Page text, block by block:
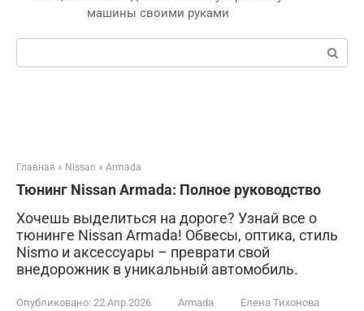
машины своими руками
Поиск:
Главная » Nissan » Armada
Тюнинг Nissan Armada: Полное руководство
Хочешь выделиться на дороге? Узнай все о
тюнинге Nissan Armada! Обвесы, оптика, стиль
Nismo и аксессуары – преврати свой
внедорожник в уникальный автомобиль.
Опубликовано: 22.Апр.2026 Armada Елена Тихонова